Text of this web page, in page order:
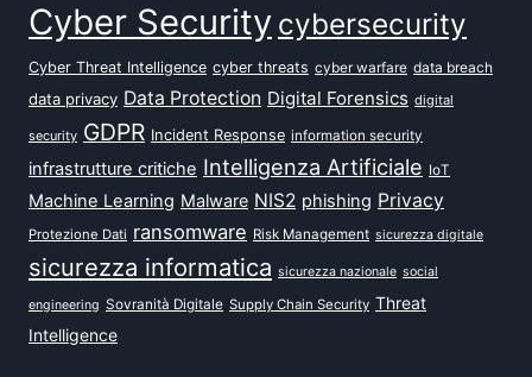
Cyber Security cybersecurity
Cyber Threat Intelligence cyber threats cyber warfare data breach
data privacy Data Protection Digital Forensics digital
security GDPR Incident Response information security
infrastrutture critiche Intelligenza Artificiale IoT
Machine Learning Malware NIS2 phishing Privacy
Protezione Dati ransomware Risk Management sicurezza digitale
sicurezza informatica sicurezza nazionale social
engineering Sovranità Digitale Supply Chain Security Threat
Intelligence